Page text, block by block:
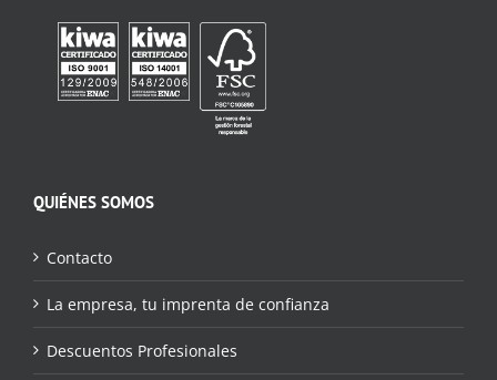
QUIÉNES SOMOS
Contacto
La empresa, tu imprenta de confianza
Descuentos Profesionales